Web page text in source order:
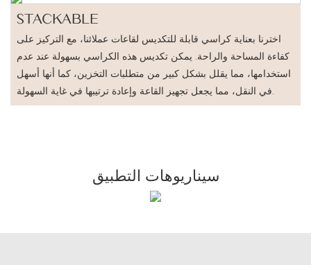
STACKABLE
اخترنا بعناية كراسي قابلة للتكديس لقاعات عملائنا، مع التركيز على
كفاءة المساحة والراحة. يمكن تكديس هذه الكراسي بسهولة عند عدم
استخدامها، مما يقلل بشكل كبير من متطلبات التخزين، كما أنها أسهل
سيناريوهات التطبيق